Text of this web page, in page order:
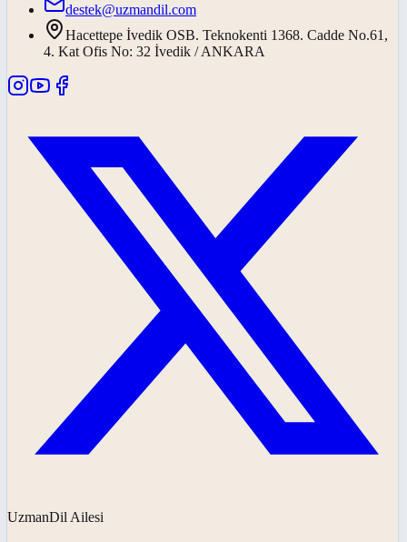
destek@uzmandil.com
Hacettepe İvedik OSB. Teknokenti 1368. Cadde No.61,
4. Kat Ofis No: 32 İvedik / ANKARA
UzmanDil Ailesi